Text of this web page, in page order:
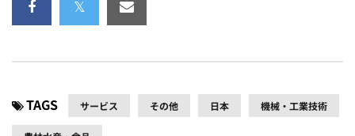
TAGS サービス その他 日本 機械・工業技術